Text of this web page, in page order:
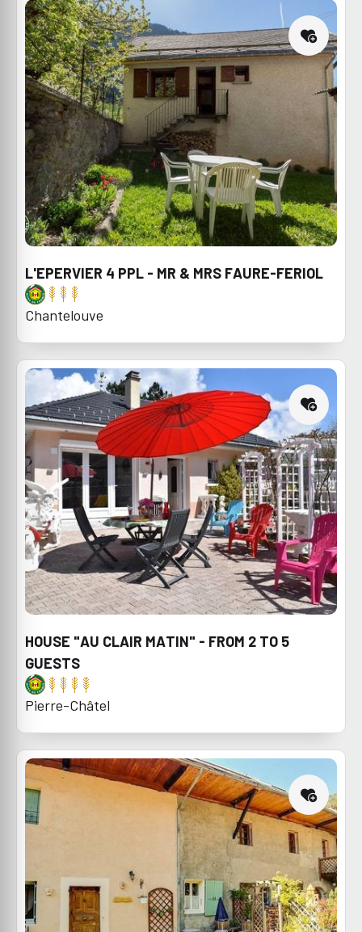
L'EPERVIER 4 PPL - MR & MRS FAURE-FERIOL
Chantelouve
HOUSE "AU CLAIR MATIN" - FROM 2 TO 5
GUESTS
Pierre-Châtel